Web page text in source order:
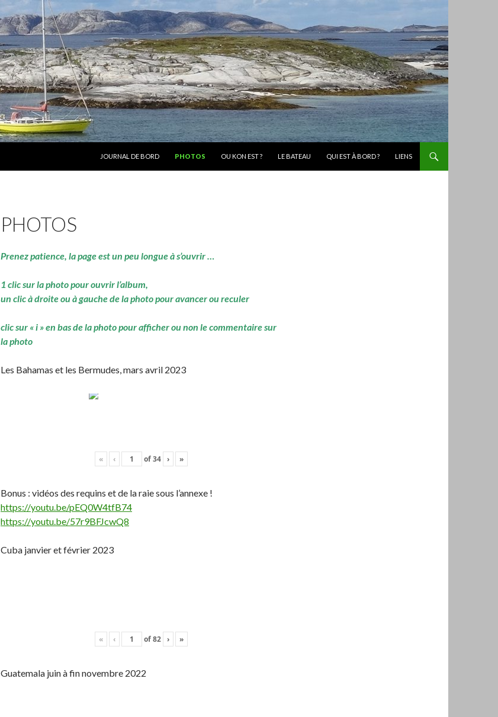
JOURNAL DE BORD
PHOTOS OU KON EST ? LE BATEAU QUI EST À BORD ? LIENS
PHOTOS
Prenez patience, la page est un peu longue à s’ouvrir …
1 clic sur la photo pour ouvrir l’album,
un clic à droite ou à gauche de la photo pour avancer ou reculer
clic sur « i » en bas de la photo pour afficher ou non le commentaire sur
la photo
Les Bahamas et les Bermudes, mars avril 2023
« ‹ of34 › »
Bonus : vidéos des requins et de la raie sous l’annexe !
https://youtu.be/pEQ0W4tfB74
https://youtu.be/57r9BFJcwQ8
Cuba janvier et février 2023
« ‹ of82 › »
Guatemala juin à fin novembre 2022